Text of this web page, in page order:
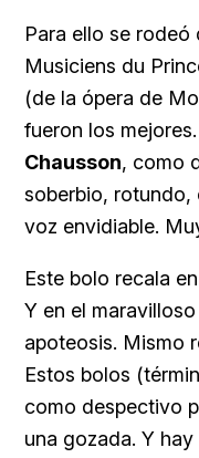
Para ello se rodeó
Musiciens du
(de la ópera de
fueron los
Chausson, como
soberbio, rotundo,
voz envidiable.
Este bolo recala en
Y en el
apoteosis. Mismo
Estos bolos
como despectivo
una gozada. Y